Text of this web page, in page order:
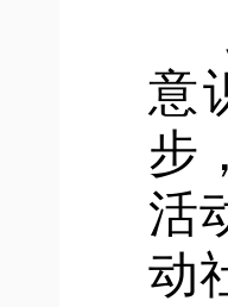
意
步
活
动